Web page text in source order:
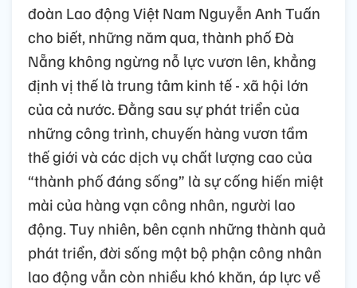
đoàn Lao động Việt Nam Nguyễn Anh Tuấn
cho biết, những năm qua, thành phố Đà
Nẵng không ngừng nỗ lực vươn lên, khẳng
định vị thế là trung tâm kinh tế - xã hội lớn
của cả nước. Đằng sau sự phát triển của
những công trình, chuyến hàng vươn tầm
thế giới và các dịch vụ chất lượng cao của
“thành phố đáng sống” là sự cống hiến miệt
mài của hàng vạn công nhân, người lao
động. Tuy nhiên, bên cạnh những thành quả
phát triển, đời sống một bộ phận công nhân
lao động vẫn còn nhiều khó khăn, áp lực về